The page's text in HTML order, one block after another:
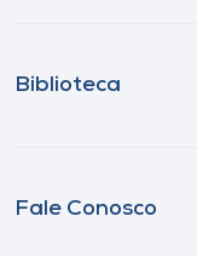
Biblioteca
Fale Conosco